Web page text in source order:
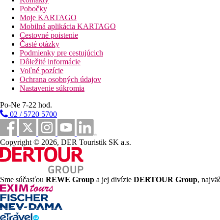
Vzdialenosti
187 km
Vzdialenosť od najbližšieho letiska
Pláž
Ležadlá a slnečníky pri bazéne zadarmo
Hotel priamo pri pláži
Plážová dovolenka
Fotogaléria
Pobočky
Moje KARTAGO
Mobilná aplikácia KARTAGO
Cestovné poistenie
Časté otázky
Podmienky pre cestujúcich
Dôležité informácie
Voľné pozície
Ochrana osobných údajov
Nastavenie súkromia
Po-Ne 7-22 hod.
02 / 5720 5700
Copyright © 2026, DER Touristik SK a.s.
Sme súčasťou REWE Group a jej divízie DERTOUR Group,